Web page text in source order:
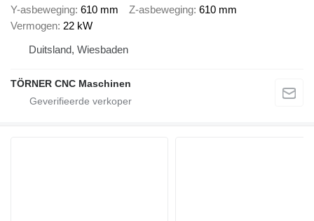
Y-asbeweging 610 mm Z-asbeweging 610 mm
Vermogen 22 kW
Duitsland, Wiesbaden
TÖRNER CNC Maschinen